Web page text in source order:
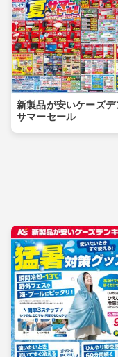
新製品が安いケーズデ
サマーセール